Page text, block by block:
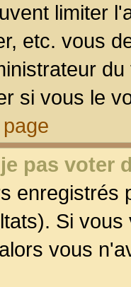
limiter
etc. vous
si vous le
pas voter
enregistrés
Si
vous